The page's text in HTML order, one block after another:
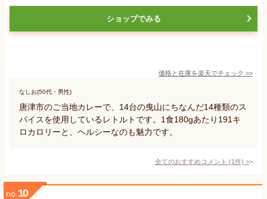
ショップでみる
価格と在庫を楽天でチェック >>
なしお(50代・男性)
唐津市のご当地カレーで、14台の曳山にちなんだ14種類のス
パイスを使用しているレトルトです。1食180gあたり191キ
ロカロリーと、ヘルシーなのも魅力です。
全てのおすすめコメント (1件) >
no. 10